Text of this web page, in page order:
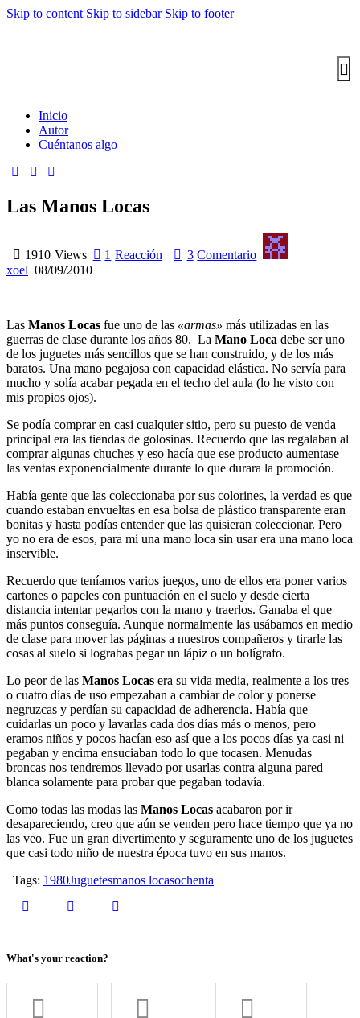
Skip to content Skip to sidebar Skip to footer
Inicio
Autor
Cuéntanos algo
Las Manos Locas
1910 Views 1 Reacción 3 Comentario
xoel 08/09/2010
Las Manos Locas fue uno de las «armas» más utilizadas en las
guerras de clase durante los años 80. La Mano Loca debe ser uno
de los juguetes más sencillos que se han construido, y de los más
baratos. Una mano pegajosa con capacidad elástica. No servía para
mucho y solía acabar pegada en el techo del aula (lo he visto con
mis propios ojos).
Se podía comprar en casi cualquier sitio, pero su puesto de venda
principal era las tiendas de golosinas. Recuerdo que las regalaban al
comprar algunas chuches y eso hacía que ese producto aumentase
las ventas exponencialmente durante lo que durara la promoción.
Había gente que las coleccionaba por sus colorines, la verdad es que
cuando estaban envueltas en esa bolsa de plástico transparente eran
bonitas y hasta podías entender que las quisieran coleccionar. Pero
yo no era de esos, para mí una mano loca sin usar era una mano loca
inservible.
Recuerdo que teníamos varios juegos, uno de ellos era poner varios
cartones o papeles con puntuación en el suelo y desde cierta
distancia intentar pegarlos con la mano y traerlos. Ganaba el que
más puntos conseguía. Aunque normalmente las usábamos en medio
de clase para mover las páginas a nuestros compañeros y tirarle las
cosas al suelo si lograbas pegar un lápiz o un bolígrafo.
Lo peor de las Manos Locas era su vida media, realmente a los tres
o cuatro días de uso empezaban a cambiar de color y ponerse
negruzcas y perdían su capacidad de adherencia. Había que
cuidarlas un poco y lavarlas cada dos días más o menos, pero
eramos niños y pocos hacían eso así que a los pocos días ya casi ni
pegaban y encima ensuciaban todo lo que tocasen. Menudas
broncas nos tendremos llevado por usarlas contra alguna pared
blanca solamente para probar que pegaban todavía.
Como todas las modas las Manos Locas acabaron por ir
desapareciendo, creo que aún se venden pero hace tiempo que ya no
las veo. Fue un gran divertimento y seguramente uno de los juguetes
que casi todo niño de nuestra época tuvo en sus manos.
Tags: 1980Juguetesmanos locasochenta
What's your reaction?